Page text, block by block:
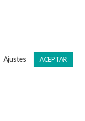
Ajustes ACEPTAR